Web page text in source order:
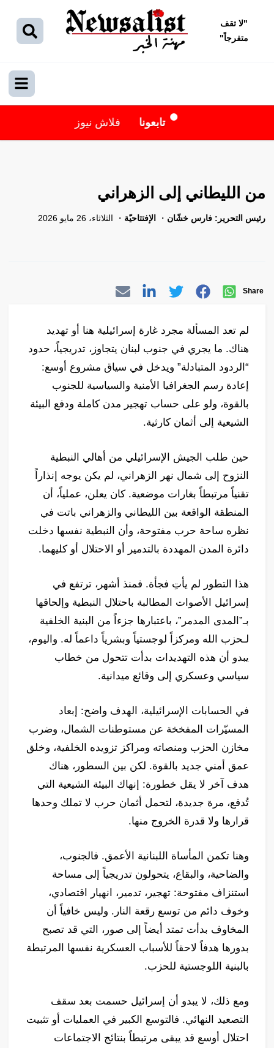
"لا تقف
متفرجاً"
تابعونا فلاش نيوز
من الليطاني إلى الزهراني
رئيس التحرير: فارس خشّان الإفتتاحيّة الثلاثاء، 26 مايو 2026
Share
لم تعد المسألة مجرد غارة إسرائيلية هنا أو تهديد
هناك. ما يجري في جنوب لبنان يتجاوز، تدريجياً، حدود
“الردود المتبادلة” ويدخل في سياق مشروع أوسع:
إعادة رسم الجغرافيا الأمنية والسياسية للجنوب
بالقوة، ولو على حساب تهجير مدن كاملة ودفع البيئة
الشيعية إلى أثمان كارثية.
حين طلب الجيش الإسرائيلي من أهالي النبطية
النزوح إلى شمال نهر الزهراني، لم يكن يوجه إنذاراً
تقنياً مرتبطاً بغارات موضعية. كان يعلن، عملياً، أن
المنطقة الواقعة بين الليطاني والزهراني باتت في
نظره ساحة حرب مفتوحة، وأن النبطية نفسها دخلت
دائرة المدن المهددة بالتدمير أو الاحتلال أو كليهما.
هذا التطور لم يأتِ فجأة. فمنذ أشهر، ترتفع في
إسرائيل الأصوات المطالبة باحتلال النبطية وإلحاقها
بـ”المدى المدمر”، باعتبارها جزءاً من البنية الخلفية
لـحزب الله ومركزاً لوجستياً وبشرياً داعماً له. واليوم،
يبدو أن هذه التهديدات بدأت تتحول من خطاب
سياسي وعسكري إلى وقائع ميدانية.
في الحسابات الإسرائيلية، الهدف واضح: إبعاد
المسيّرات المفخخة عن مستوطنات الشمال، وضرب
مخازن الحزب ومنصاته ومراكز تزويده الخلفية، وخلق
عمق أمني جديد بالقوة. لكن بين السطور، هناك
هدف آخر لا يقل خطورة: إنهاك البيئة الشيعية التي
تُدفع، مرة جديدة، لتحمل أثمان حرب لا تملك وحدها
قرارها ولا قدرة الخروج منها.
وهنا تكمن المأساة اللبنانية الأعمق. فالجنوب،
والضاحية، والبقاع، يتحولون تدريجياً إلى مساحة
استنزاف مفتوحة: تهجير، تدمير، انهيار اقتصادي،
وخوف دائم من توسع رقعة النار. وليس خافياً أن
المخاوف بدأت تمتد أيضاً إلى صور، التي قد تصبح
بدورها هدفاً لاحقاً للأسباب العسكرية نفسها المرتبطة
بالبنية اللوجستية للحزب.
ومع ذلك، لا يبدو أن إسرائيل حسمت بعد سقف
التصعيد النهائي. فالتوسع الكبير في العمليات أو تثبيت
احتلال أوسع قد يبقى مرتبطاً بنتائج الاجتماعات